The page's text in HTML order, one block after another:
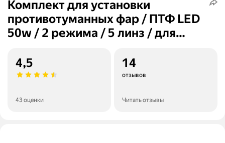
Комплект для установки
противотуманных фар / ПТФ LED
50w / 2 режима / 5 линз / для
4,5
43 оценки
14
отзывов
Читать отзывы